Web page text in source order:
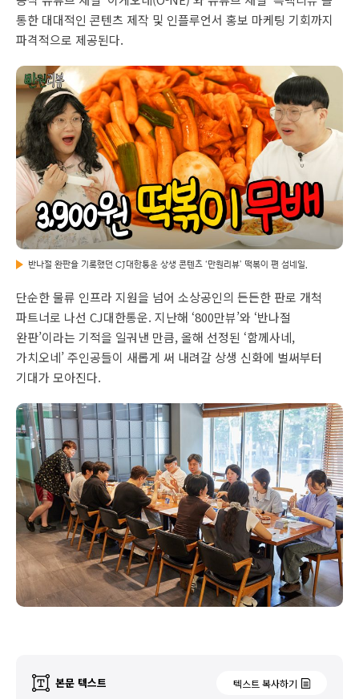
통한 대대적인 콘텐츠 제작 및 인플루언서 홍보 마케팅 기회까지
파격적으로 제공된다.
반나절 완판을 기록했던 CJ대한통운 상생 콘텐츠 ‘만원리뷰’ 떡볶이 편 섬네일.
단순한 물류 인프라 지원을 넘어 소상공인의 든든한 판로 개척
파트너로 나선 CJ대한통운. 지난해 ‘800만뷰’와 ‘반나절
완판’이라는 기적을 일궈낸 만큼, 올해 선정된 ‘함께사네,
가치오네’ 주인공들이 새롭게 써 내려갈 상생 신화에 벌써부터
기대가 모아진다.
본문 텍스트 텍스트 복사하기